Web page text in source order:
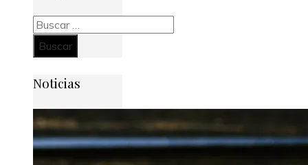
Buscar:
Noticias